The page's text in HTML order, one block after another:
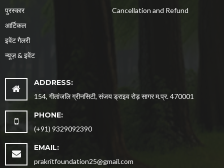
पुरस्कार
आर्टिकल
इवेंट गैलरी
न्यूज़ & इवेंट
Cancellation and Refund
ADDRESS:
154, गीतांजलि ग्रीनसिटी, संजय ड्राइव रोड़ सागर म.प्र. 470001
PHONE:
(+91) 9329092390
EMAIL:
prakritfoundation25@gmail.com